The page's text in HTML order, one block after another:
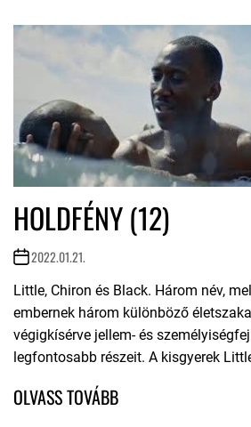
HOLDFÉNY (12)
2022.01.21.
Little, Chiron és Black. Három név,
embernek három különböző
végigkísérve jellem- és
legfontosabb részeit. A kisgyerek